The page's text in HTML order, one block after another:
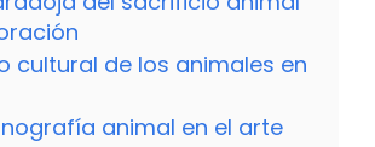
cultural de los animales en
animal en el arte